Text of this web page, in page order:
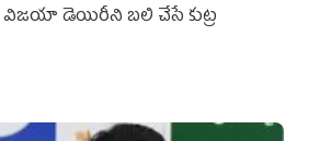
డెయిరీని బలి చేసే కుట్ర‌